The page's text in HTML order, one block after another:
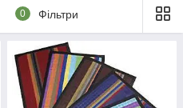
0 Фільтри